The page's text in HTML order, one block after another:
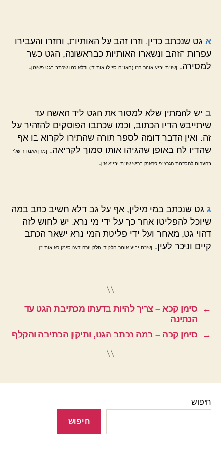
א גט שנכתב כדין, וזרו זהב על האותיות, וחזרו והעבירו
עפרות הזהב ונשארו האותיות כבראשונה, הגט כשר
למסירה.
[שו"ת יביע אומר ח"ו (חאו"ח סי' לז אות ד') ודלא כמו שכתב בגט פשוט].
ב יש להמתין שלא למסור את הגט ליד האשה עד
שיתייבש הדיו הכתוב, וכמו שכתבו הפוסקים להזהיר על
זה. ואין הדבר דומה לספר תורה שהתירו לקרוא בו אף
שהדיו לח באופן שהגיהו אותו סמוך לקריאה.
[מרן אאמו"ר שלי'
בהערות להסכמת הגרצ"פ פראנק בריש שו"ת יבי"א א'].
ג גט שנכתב במי מילין, אף על גב דלא חשיב כתב במה
שיוכל להפליטו אחר כך על ידי מי נרא, יש לחוש לזה
דהוי גט, מאחר ועל ידי פליטת המי נרא ישאר הכתב
קיים וניכר לעין.
[שו"ת יביע אומר חלק ד' חלק יורה דעה סימן כא אות ז']
←
סימן קכא – צריך להיות בדעתו מכתיבת הגט עד
הנתינה
→
סימן קכה – במה נכתב הגט, ותיקון הכתיבה והקלף
חיפוש
חיפוש